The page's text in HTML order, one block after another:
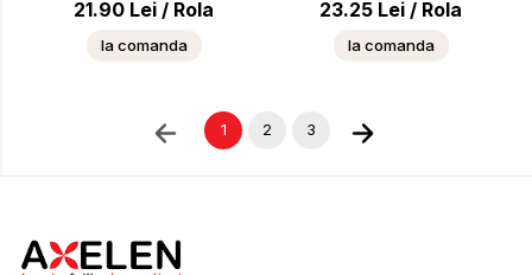
21.90 Lei / Rola
la comanda
23.25 Lei / Rola
la comanda
1 2 3